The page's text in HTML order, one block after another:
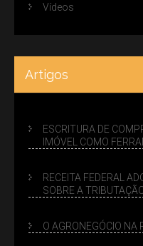
Vídeos
Artigos
ESCRITURA DE
IMÓVEL COMO
RECEITA FEDERAL
SOBRE A
O AGRONEGÓCIO NA